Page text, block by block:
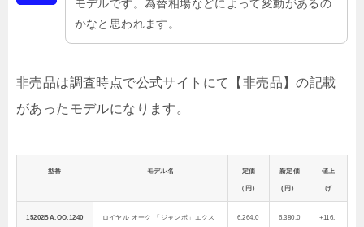
モデルです。為替相場などによって変動があるの
かなと思われます。
非売品は調査時点で公式サイトにて【非売品】の記載
があったモデルになります。
型番 モデル名 定価
（円）
新定価
(円）
値上
げ
15202BA.OO.1240 ロイヤル オーク 「ジャンボ」エクス 6.264.0 6,380,0 +116,